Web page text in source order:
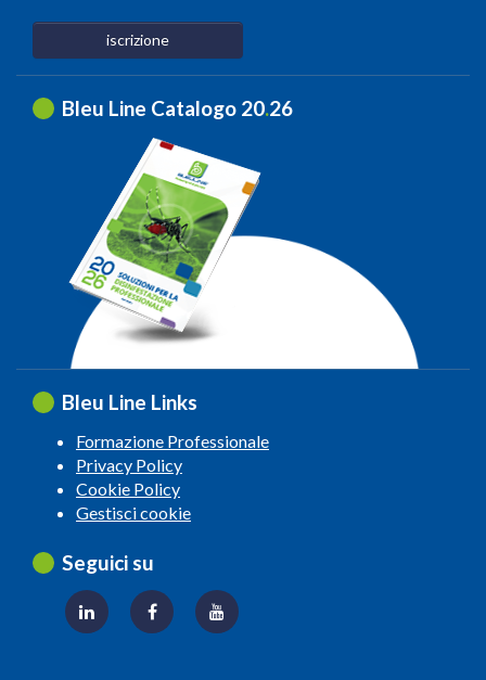
iscrizione
Bleu Line Catalogo 20.26
Bleu Line Links
Formazione Professionale
Privacy Policy
Cookie Policy
Gestisci cookie
Seguici su